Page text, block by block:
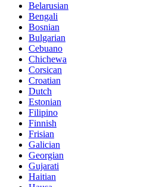
Belarusian
Bengali
Bosnian
Bulgarian
Cebuano
Chichewa
Corsican
Croatian
Dutch
Estonian
Filipino
Finnish
Frisian
Galician
Georgian
Gujarati
Haitian